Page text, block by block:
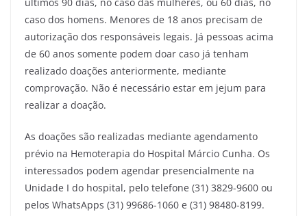
últimos 90 dias, no caso das mulheres, ou 60 dias, no
caso dos homens. Menores de 18 anos precisam de
autorização dos responsáveis legais. Já pessoas acima
de 60 anos somente podem doar caso já tenham
realizado doações anteriormente, mediante
comprovação. Não é necessário estar em jejum para
realizar a doação.
As doações são realizadas mediante agendamento
prévio na Hemoterapia do Hospital Márcio Cunha. Os
interessados podem agendar presencialmente na
Unidade I do hospital, pelo telefone (31) 3829-9600 ou
pelos WhatsApps (31) 99686-1060 e (31) 98480-8199.